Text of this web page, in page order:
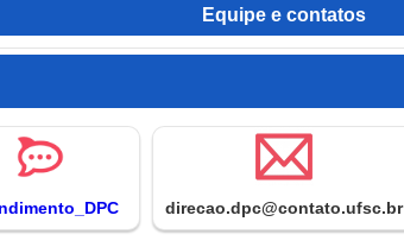
Equipe e contatos
direcao.dpc@contato.ufsc.br